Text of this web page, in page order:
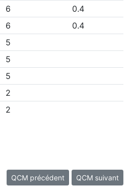
6
0.4
6
0.4
5
5
5
2
2
QCM précédent QCM suivant